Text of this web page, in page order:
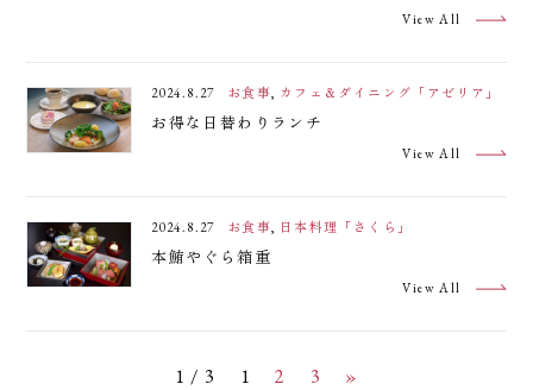
View All
2024.8.27 お食事, カフェ＆ダイニング「アゼリア」
お得な日替わりランチ
View All
2024.8.27 お食事, 日本料理「さくら」
本鮪やぐら箱重
View All
1 / 3 1 2 3 »